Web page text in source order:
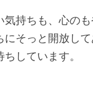
持ちも、心のも
そっと開放して
しています。